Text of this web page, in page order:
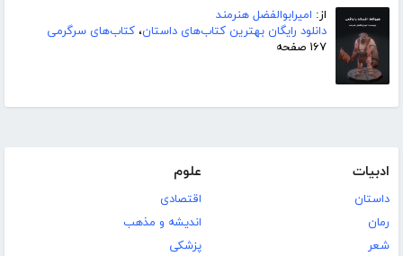
از: امیرابوالفضل هنرمند
دانلود رایگان بهترین کتاب‌های داستان، کتاب‌های سرگرمی
۱۶۷ صفحه
ادبیات
داستان
رمان
شعر
علوم
اقتصادی
اندیشه و مذهب
پزشکی